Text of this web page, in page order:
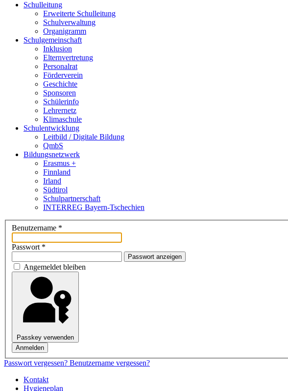
Schulleitung
Erweiterte Schulleitung
Schulverwaltung
Organigramm
Schulgemeinschaft
Inklusion
Elternvertretung
Personalrat
Förderverein
Geschichte
Sponsoren
Schülerinfo
Lehrernetz
Klimaschule
Schulentwicklung
Leitbild / Digitale Bildung
QmbS
Bildungsnetzwerk
Erasmus +
Finnland
Irland
Südtirol
Schul­partner­schaft
INTERREG Bayern-Tschechien
Benutzername *
Passwort *
Passwort anzeigen
Angemeldet bleiben
Passkey verwenden
Anmelden
Passwort vergessen? Benutzername vergessen?
Kontakt
Hygieneplan